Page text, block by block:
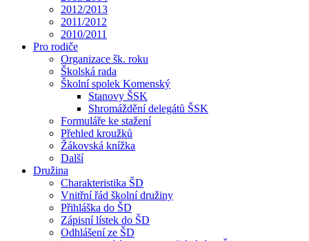
2012/2013
2011/2012
2010/2011
Pro rodiče
Organizace šk. roku
Školská rada
Školní spolek Komenský
Stanovy ŠSK
Shromáždění delegátů ŠSK
Formuláře ke stažení
Přehled kroužků
Žákovská knížka
Další
Družina
Charakteristika ŠD
Vnitřní řád školní družiny
Přihláška do ŠD
Zápisní lístek do ŠD
Odhlášení ze ŠD